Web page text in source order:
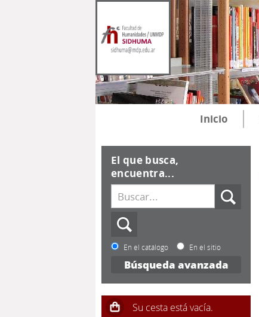
Inicio
El que busca,
encuentra...
En el catálogo En el sitio
Búsqueda avanzada